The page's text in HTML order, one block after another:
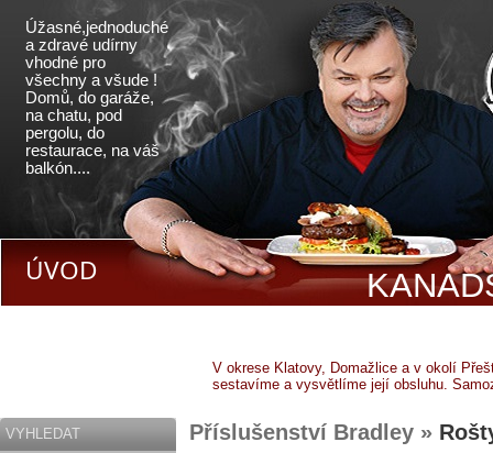
Úžasné,jednoduché
a zdravé udírny
vhodné pro
všechny a všude !
Domů, do garáže,
na chatu, pod
pergolu, do
restaurace, na váš
balkón....
ÚVOD
V okrese Klatovy, Domažlice a v okolí
sestavíme a vysvětlíme její obsluhu.
VYHLEDAT Příslušenství Bradley »